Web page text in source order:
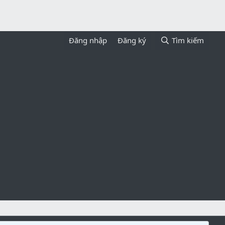
Đăng nhập Đăng ký Tìm kiếm